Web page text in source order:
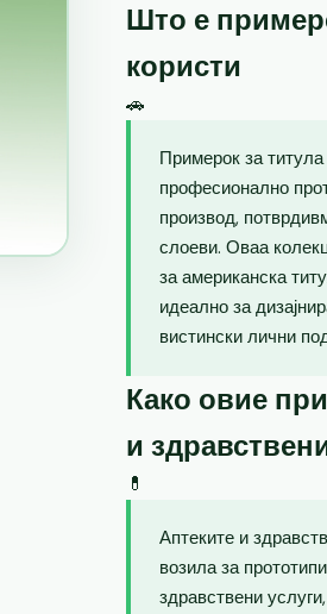
Што е
користи
🚗
Примерок за
професионално
производ,
слоеви. Оваа
за американска
идеално за
вистински лични
Како овие
и
💊
Аптеките и
возила за
здравствени